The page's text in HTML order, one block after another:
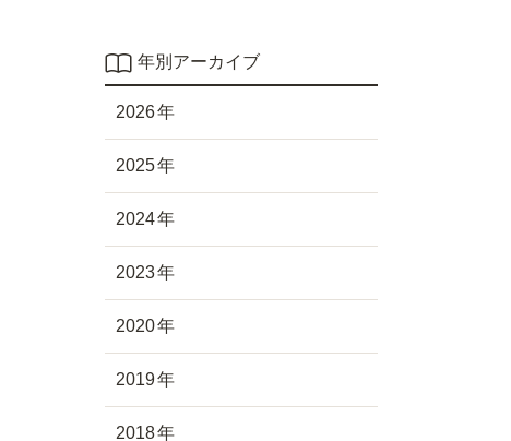
年別アーカイブ
2026
2025
2024
2023
2020
2019
2018